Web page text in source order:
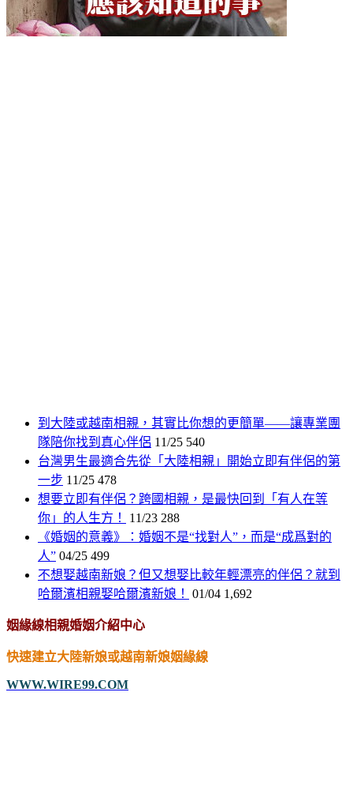
到大陸或越南相親，其實比你想的更簡單——讓專業團
隊陪你找到真心伴侶 11/25 540
台灣男生最適合先從「大陸相親」開始立即有伴侶的第
一步 11/25 478
想要立即有伴侶？跨國相親，是最快回到「有人在等
你」的人生方！
11/23 288
《婚姻的意義》：婚姻不是“找對人”，而是“成爲對的
人” 04/25 499
不想娶越南新娘？但又想娶比較年輕漂亮的伴侶？就到
哈爾濱相親娶哈爾濱新娘！
01/04 1,692
姻緣線相親婚姻介紹中心
快速建立大陸新娘或越南新娘姻緣線
WWW.WIRE99.COM